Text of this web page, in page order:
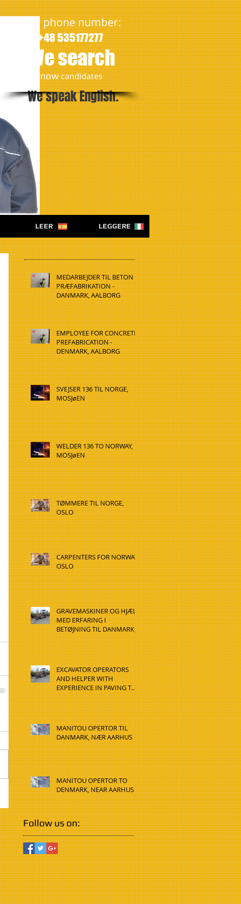
We speak English.
LEER LEGGERE
MEDARBEJDER TIL BETON
PRÆFABRIKATION -
DANMARK, AALBORG
EMPLOYEE FOR CONCRETE
PREFABRICATION -
DENMARK, AALBORG
SVEJSER 136 TIL NORGE,
MOSJøEN
WELDER 136 TO NORWAY,
MOSJøEN
TØMMERE TIL NORGE,
OSLO
CARPENTERS FOR NORWAY,
OSLO
GRAVEMASKINER OG HJÆLP
MED ERFARING I
BETØJNING TIL DANMARK,
HADSTEN
EXCAVATOR OPERATORS
AND HELPER WITH
EXPERIENCE IN PAVING TO
DENMARK, HADSTEN
MANITOU OPERTOR TIL
DANMARK, NÆR AARHUS
MANITOU OPERTOR TO
DENMARK, NEAR AARHUS
Follow us on:
Our phone number:
+48 535177277
We search
​nowcandidates